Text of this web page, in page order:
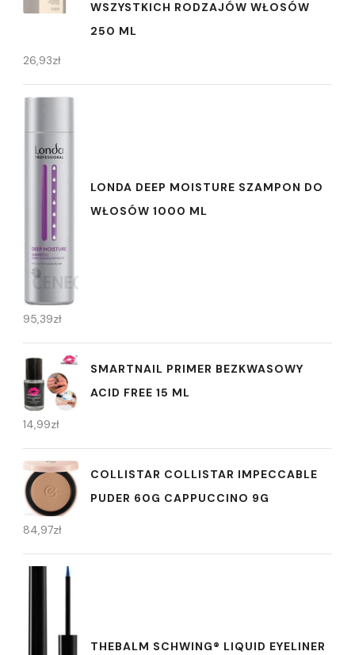
WSZYSTKICH RODZAJÓW WŁOSÓW
250 ML
26,93zł
LONDA DEEP MOISTURE SZAMPON DO
WŁOSÓW 1000 ML
95,39zł
SMARTNAIL PRIMER BEZKWASOWY
ACID FREE 15 ML
14,99zł
COLLISTAR COLLISTAR IMPECCABLE
PUDER 60G CAPPUCCINO 9G
84,97zł
THEBALM SCHWING® LIQUID EYELINER